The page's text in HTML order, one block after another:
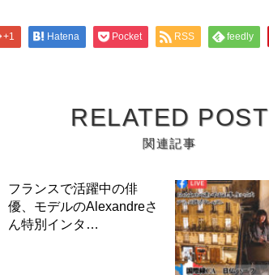
+1 Hatena Pocket RSS feedly
RELATED POST
関連記事
フランスで活躍中の俳
優、モデルのAlexandreさ
ん特別インタ…